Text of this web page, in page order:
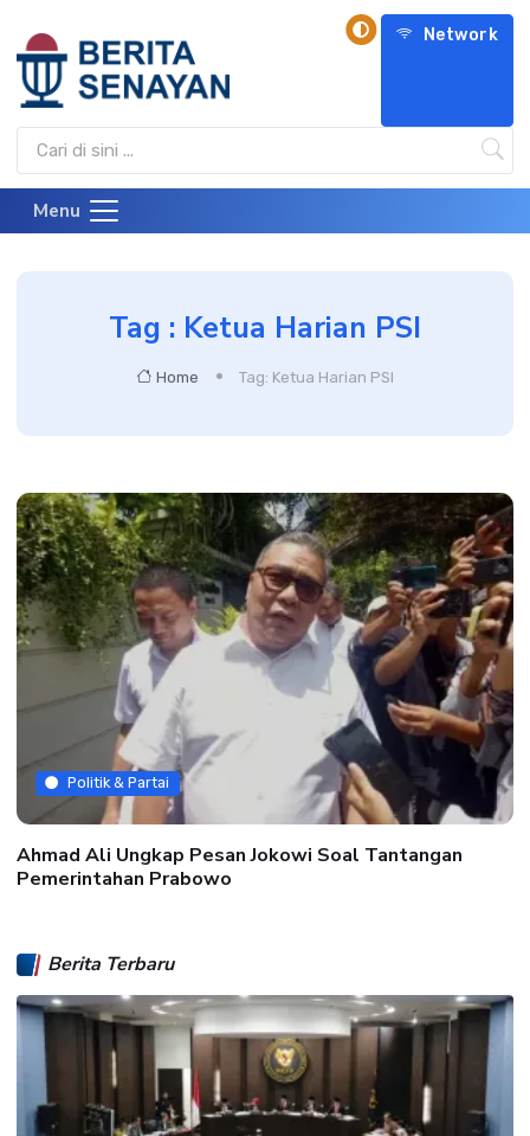
Network
Menu
Tag : Ketua Harian PSI
Home Tag: Ketua Harian PSI
Politik & Partai
Ahmad Ali Ungkap Pesan Jokowi Soal Tantangan
Pemerintahan Prabowo
Berita Terbaru